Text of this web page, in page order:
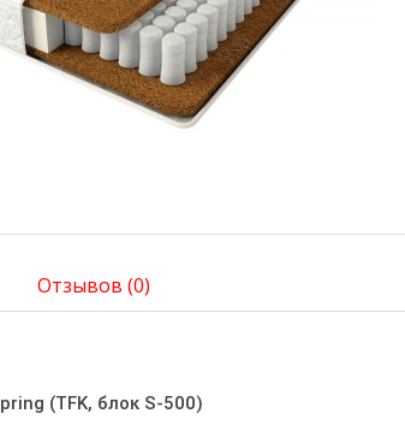
Отзывов (0)
(TFK, блок S-500)